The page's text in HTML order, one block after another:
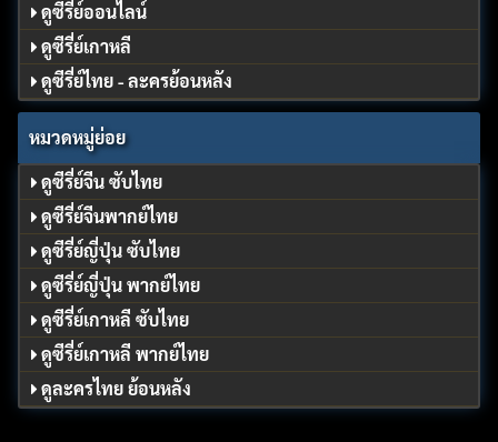
ดูซีรี่ย์ออนไลน์
ดูซีรี่ย์เกาหลี
ดูซีรี่ย์ไทย - ละครย้อนหลัง
หมวดหมู่ย่อย
ดูซีรี่ย์จีน ซับไทย
ดูซีรี่ย์จีนพากย์ไทย
ดูซีรี่ย์ญี่ปุ่น ซับไทย
ดูซีรี่ย์ญี่ปุ่น พากย์ไทย
ดูซีรี่ย์เกาหลี ซับไทย
ดูซีรี่ย์เกาหลี พากย์ไทย
ดูละครไทย ย้อนหลัง